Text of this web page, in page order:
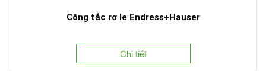
Công tắc rơ le Endress+Hauser
Chi tiết